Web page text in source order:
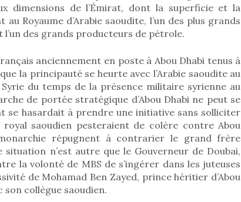
dimensions de l’Émirat, dont la superficie et la
Royaume d’Arabie saoudite, l’un des plus grands
des grands producteurs de pétrole.
anciennement en poste à Abou Dhabi tenus à
la principauté se heurte avec l’Arabie saoudite au
du temps de la présence militaire syrienne au
de portée stratégique d’Abou Dhabi ne peut se
se hasardait à prendre une initiative sans solliciter
saoudien pesteraient de colère contre Abou
répugnent à contrarier le grand frère
n’est autre que le Gouverneur de Doubai,
la volonté de MBS de s’ingérer dans les juteuses
de Mohamad Ben Zayed, prince héritier d’Abou
collègue saoudien.